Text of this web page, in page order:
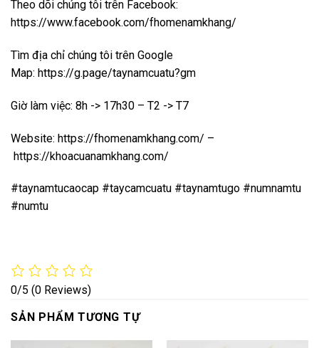
Theo dõi chúng tôi trên Facebook:
https://www.facebook.com/fhomenamkhang/
Tìm địa chỉ chúng tôi trên Google
Map: https://g.page/taynamcuatu?gm
Giờ làm việc: 8h -> 17h30 – T2 -> T7
Website: https://fhomenamkhang.com/ –
https://khoacuanamkhang.com/
#taynamtucaocap #taycamcuatu #taynamtugo #numnamtu
#numtu
0/5 (0 Reviews)
SẢN PHẨM TƯƠNG TỰ